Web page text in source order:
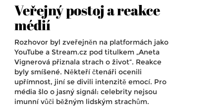
Veřejný postoj a reakce
médií
Rozhovor byl zveřejněn na platformách jako
YouTube a Stream.cz pod titulkem „Aneta
Vignerová přiznala strach o život“. Reakce
byly smíšené. Někteří čtenáři ocenili
upřímnost, jiní se divili intenzitě emocí. Pro
média šlo o jasný signál: celebrity nejsou
imunní vůči běžným lidským strachům.